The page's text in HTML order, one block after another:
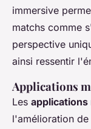
immersive
matchs comme
perspective
ainsi ressentir
Applications
Les applications
l'amélioration